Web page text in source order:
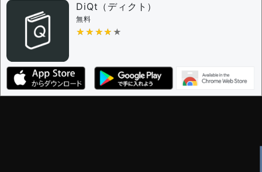
DiQt（ディクト）
無料
★★★★★
★★★★★